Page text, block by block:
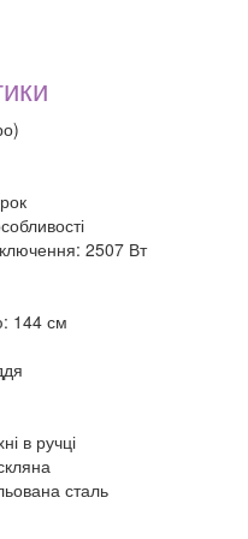
2507 Вт
144 см
в ручці
сталь